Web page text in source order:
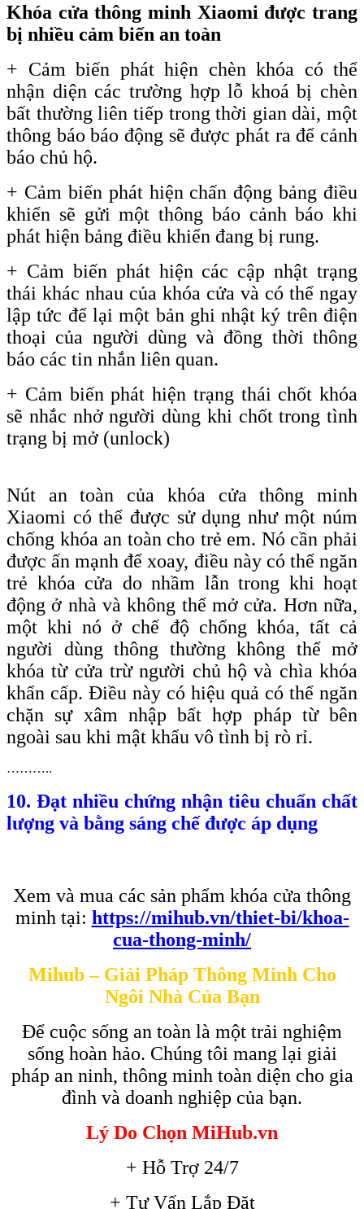
Khóa cửa thông minh Xiaomi được trang
bị nhiều cảm biến an toàn
+ Cảm biến phát hiện chèn khóa có thể
nhận diện các trường hợp lỗ khoá bị chèn
bất thường liên tiếp trong thời gian dài, một
thông báo báo động sẽ được phát ra để cảnh
báo chủ hộ.
+ Cảm biến phát hiện chấn động bảng điều
khiển sẽ gửi một thông báo cảnh báo khi
phát hiện bảng điều khiển đang bị rung.
+ Cảm biến phát hiện các cập nhật trạng
thái khác nhau của khóa cửa và có thể ngay
lập tức để lại một bản ghi nhật ký trên điện
thoại của người dùng và đồng thời thông
báo các tin nhắn liên quan.
+ Cảm biến phát hiện trạng thái chốt khóa
sẽ nhắc nhở người dùng khi chốt trong tình
trạng bị mở (unlock)
Nút an toàn của khóa cửa thông minh
Xiaomi có thể được sử dụng như một núm
chống khóa an toàn cho trẻ em. Nó cần phải
được ấn mạnh để xoay, điều này có thể ngăn
trẻ khóa cửa do nhầm lẫn trong khi hoạt
động ở nhà và không thể mở cửa. Hơn nữa,
một khi nó ở chế độ chống khóa, tất cả
người dùng thông thường không thể mở
khóa từ cửa trừ người chủ hộ và chìa khóa
khẩn cấp. Điều này có hiệu quả có thể ngăn
chặn sự xâm nhập bất hợp pháp từ bên
ngoài sau khi mật khẩu vô tình bị rò rỉ.
………..
10. Đạt nhiều chứng nhận tiêu chuẩn chất
lượng và bằng sáng chế được áp dụng
Xem và mua các sản phẩm khóa cửa thông
minh tại: https://mihub.vn/thiet-bi/khoa-
cua-thong-minh/
Mihub – Giải Pháp Thông Minh Cho
Ngôi Nhà Của Bạn
Để cuộc sống an toàn là một trải nghiệm
sống hoàn hảo. Chúng tôi mang lại giải
pháp an ninh, thông minh toàn diện cho gia
đình và doanh nghiệp của bạn.
Lý Do Chọn MiHub.vn
+ Hỗ Trợ 24/7
+ Tư Vấn Lắp Đặt